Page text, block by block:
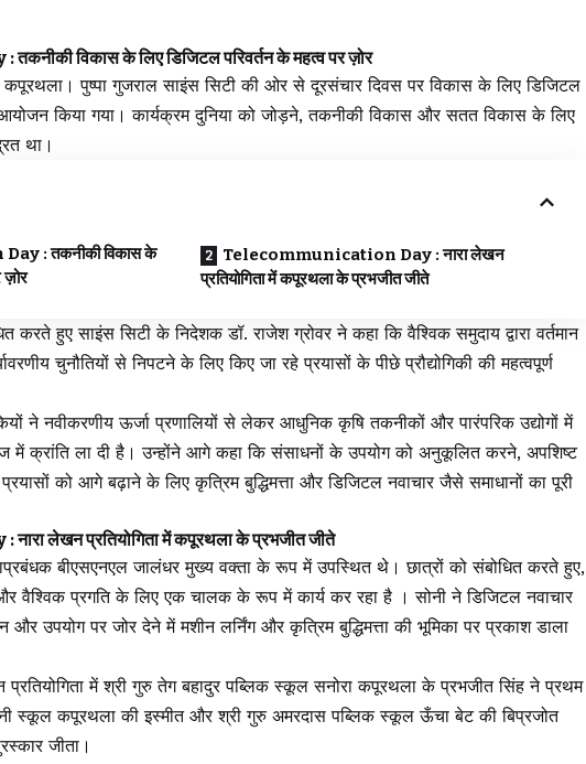
विकास के लिए डिजिटल परिवर्तन के महत्व पर ज़ोर
पुष्पा गुजराल साइंस सिटी की ओर से दूरसंचार दिवस पर विकास के लिए डिजिटल
किया गया। कार्यक्रम दुनिया को जोड़ने, तकनीकी विकास और सतत विकास के लिए
था।
: तकनीकी विकास के
ज़ोर
Telecommunication Day : नारा लेखन
प्रतियोगिता में कपूरथला के प्रभजीत जीते
करते हुए साइंस सिटी के निदेशक डॉ. राजेश ग्रोवर ने कहा कि वैश्विक समुदाय द्वारा वर्तमान
चुनौतियों से निपटने के लिए किए जा रहे प्रयासों के पीछे प्रौद्योगिकी की महत्वपूर्ण
ने नवीकरणीय ऊर्जा प्रणालियों से लेकर आधुनिक कृषि तकनीकों और पारंपरिक उद्योगों में
में क्रांति ला दी है। उन्होंने आगे कहा कि संसाधनों के उपयोग को अनुकूलित करने, अपशिष्ट
को आगे बढ़ाने के लिए कृत्रिम बुद्धिमत्ता और डिजिटल नवाचार जैसे समाधानों का पूरी
लेखन प्रतियोगिता में कपूरथला के प्रभजीत जीते
बीएसएनएल जालंधर मुख्य वक्ता के रूप में उपस्थित थे। छात्रों को संबोधित करते हुए,
वैश्विक प्रगति के लिए एक चालक के रूप में कार्य कर रहा है । सोनी ने डिजिटल नवाचार
उपयोग पर जोर देने में मशीन लर्निंग और कृत्रिम बुद्धिमत्ता की भूमिका पर प्रकाश डाला
में श्री गुरु तेग बहादुर पब्लिक स्कूल सनोरा कपूरथला के प्रभजीत सिंह ने प्रथम
स्कूल कपूरथला की इस्मीत और श्री गुरु अमरदास पब्लिक स्कूल ऊँचा बेट की बिप्रजोत
जीता।